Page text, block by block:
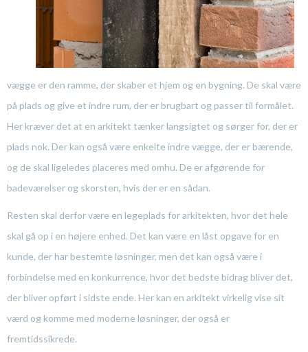
vægge er den ramme, der skaber et hjem og en bygning. De skal være
på plads og give et indre rum, der er brugbart og passer til formålet.
Her kræver det at en arkitekt tænker langsigtet og sørger for, der er
plads nok. Der kan også være enkelte indre vægge, der er bærende,
og de skal ligeledes placeres med omhu. De er afgørende for
badeværelser og skorsten, hvis der er en sådan.
Resten skal derfor være en legeplads for arkitekten, hvor det hele
skal gå op i en højere enhed. Det kan være en låst opgave for en
kunde, der har bestemte løsninger, men det kan også være i
forbindelse med en konkurrence, hvor det bedste bidrag bliver det,
der bliver opført i sidste ende. Her kan en arkitekt virkelig vise sit
værd og komme med moderne løsninger, der også er
fremtidssikrede.